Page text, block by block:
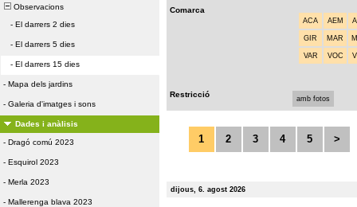
Observacions
- El darrers 2 dies
- El darrers 5 dies
- El darrers 15 dies
- Mapa dels jardins
- Galeria d'imatges i sons
Dades i anàlisis
- Dragó comú 2023
- Esquirol 2023
- Merla 2023
- Mallerenga blava 2023
Comarca
ACA AEM
GIR MAR
VAR VOC
Restricció amb fotos
1 2 3 4 5 >
dijous, 6. agost 2026